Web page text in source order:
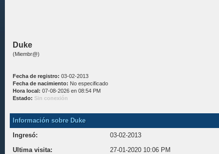
Duke
(Miembr@)
Fecha de registro: 03-02-2013
Fecha de nacimiento: No especificado
Hora local: 07-08-2026 en 08:54 PM
Estado: Sin conexión
Información sobre Duke
Ingresó:
03-02-2013
Ultima visita:
27-01-2020 10:06 PM